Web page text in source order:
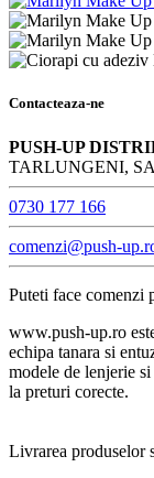
Contacteaza-ne
PUSH-UP
TARLUNGENI,
0730 177 166
comenzi@push-
Puteti face comenzi
www.push-up.ro
echipa tanara si
modele de lenjerie
la preturi corecte.
Livrarea produselor